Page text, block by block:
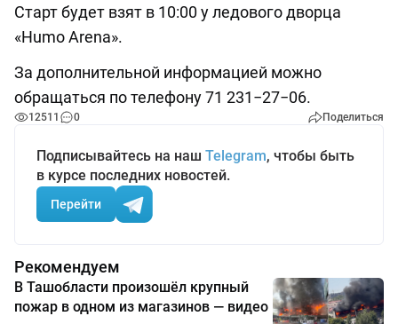
Старт будет взят в 10:00 у ледового дворца
«Humo Arena».
За дополнительной информацией можно
обращаться по телефону 71 231−27−06.
12511 0 Поделиться
Подписывайтесь на наш Telegram, чтобы быть
в курсе последних новостей.
Перейти
Рекомендуем
В Ташобласти произошёл крупный
пожар в одном из магазинов — видео